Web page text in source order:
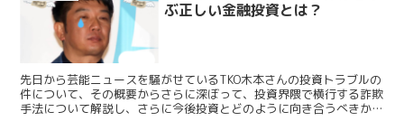
ぶ正しい金融投資とは？
先日から芸能ニュースを騒がせているTKO木本さんの投資トラブルの
件について、その概要からさらに深ぼって、投資界隈で横行する詐欺
手法について解説し、さらに今後投資とどのように向き合うべきか、